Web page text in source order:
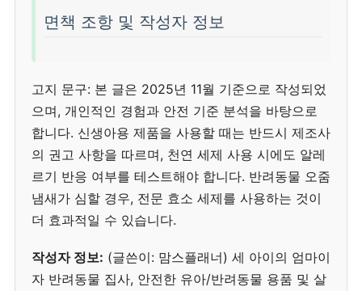
면책 조항 및 작성자 정보
고지 문구: 본 글은 2025년 11월 기준으로 작성되었
으며, 개인적인 경험과 안전 기준 분석을 바탕으로
합니다. 신생아용 제품을 사용할 때는 반드시 제조사
의 권고 사항을 따르며, 천연 세제 사용 시에도 알레
르기 반응 여부를 테스트해야 합니다. 반려동물 오줌
냄새가 심할 경우, 전문 효소 세제를 사용하는 것이
더 효과적일 수 있습니다.
작성자 정보: (글쓴이: 맘스플래너) 세 아이의 엄마이
자 반려동물 집사, 안전한 유아/반려동물 용품 및 살